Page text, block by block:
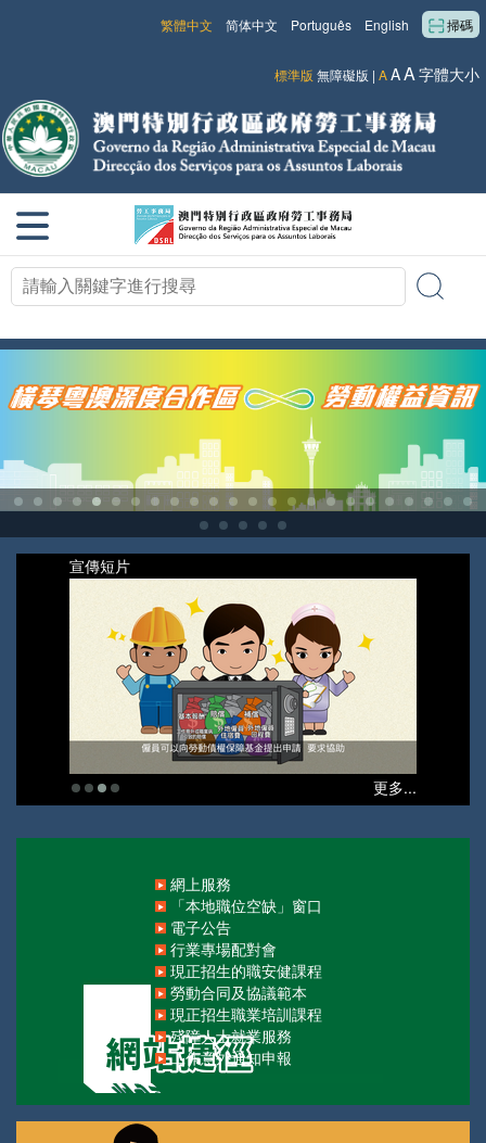
掃碼
English
Português
简体中文
繁體中文
標準版 無障礙版 | AAA字體大小
宣傳短片
更多...
網上服務
「本地職位空缺」窗口
電子公告
行業專場配對會
現正招生的職安健課程
勞動合同及協議範本
現正招生職業培訓課程
殘障人士就業服務
工作意外通知申報